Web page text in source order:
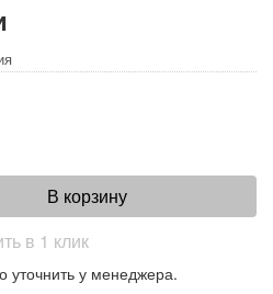
В корзину
в 1 клик
уточнить у менеджера.